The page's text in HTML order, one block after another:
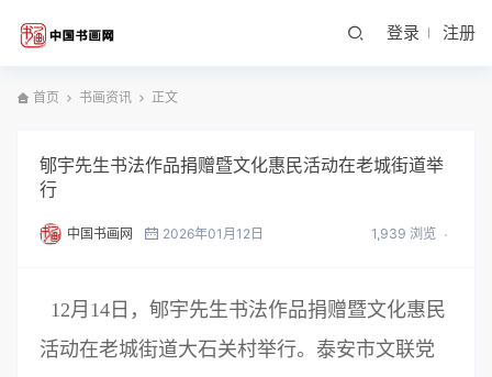
登录 注册
首页 书画资讯 正文
郇宇先生书法作品捐赠暨文化惠民活动在老城街道举
行
中国书画网 2026年01月12日 1,939 浏览
12月14日，郇宇先生书法作品捐赠暨文化惠民
活动在老城街道大石关村举行。泰安市文联党